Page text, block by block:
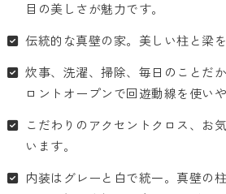
目の美しさが魅力です。
伝統的な真壁の家。美しい柱と梁
炊事、洗濯、掃除、毎日のことだ
ロントオープンで回遊動線を使い
こだわりのアクセントクロス、お
います。
内装はグレーと白で統一。真壁の